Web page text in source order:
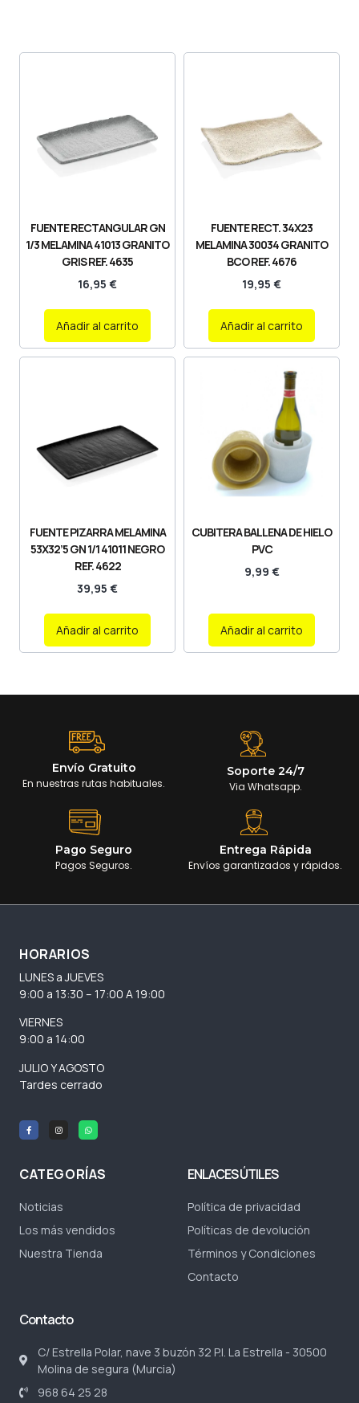
FUENTE RECTANGULAR GN
1/3 MELAMINA 41013 GRANITO
GRIS REF. 4635
16,95 €
Añadir al carrito
FUENTE RECT. 34X23
MELAMINA 30034 GRANITO
BCO REF. 4676
19,95 €
Añadir al carrito
FUENTE PIZARRA MELAMINA
53X32’5 GN 1/1 41011 NEGRO
REF. 4622
39,95 €
Añadir al carrito
CUBITERA BALLENA DE HIELO
PVC
9,99 €
Añadir al carrito
Envío Gratuito
En nuestras rutas habituales.
Soporte 24/7
Via Whatsapp.
Pago Seguro
Pagos Seguros.
Entrega Rápida
Envíos garantizados y rápidos.
HORARIOS
LUNES a JUEVES
9:00 a 13:30 – 17:00 A 19:00
VIERNES
9:00 a 14:00
JULIO Y AGOSTO
Tardes cerrado
CATEGORÍAS
Noticias
Los más vendidos
Nuestra Tienda
ENLACES ÚTILES
Política de privacidad
Políticas de devolución
Términos y Condiciones
Contacto
Contacto
C/ Estrella Polar, nave 3 buzón 32 P.I. La Estrella - 30500
Molina de segura (Murcia)
968 64 25 28